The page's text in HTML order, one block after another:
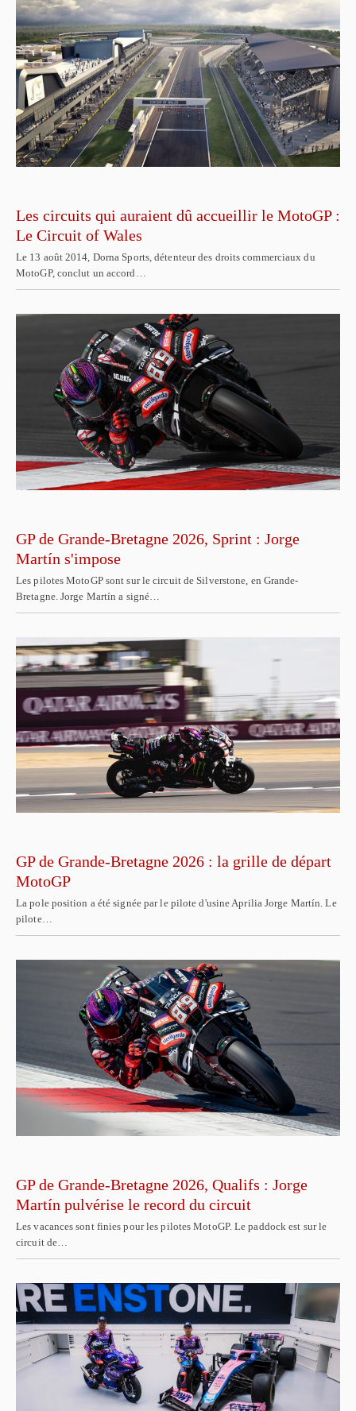
Les circuits qui auraient dû accueillir le MotoGP :
Le Circuit of Wales
Le 13 août 2014, Dorna Sports, détenteur des droits commerciaux du
MotoGP, conclut un accord…
GP de Grande-Bretagne 2026, Sprint : Jorge
Martín s'impose
Les pilotes MotoGP sont sur le circuit de Silverstone, en Grande-
Bretagne. Jorge Martín a signé…
GP de Grande-Bretagne 2026 : la grille de départ
MotoGP
La pole position a été signée par le pilote d'usine Aprilia Jorge Martín. Le
pilote…
GP de Grande-Bretagne 2026, Qualifs : Jorge
Martín pulvérise le record du circuit
Les vacances sont finies pour les pilotes MotoGP. Le paddock est sur le
circuit de…